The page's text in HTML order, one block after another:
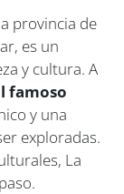
provincia de
es un
y cultura. A
famoso
y una
exploradas.
La